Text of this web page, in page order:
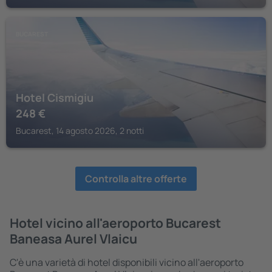
Hotel Cismigiu
248 €
Bucarest, 14 agosto 2026, 2 notti
Controlla altre offerte
Hotel vicino all'aeroporto Bucarest
Baneasa Aurel Vlaicu
C'è una varietà di hotel disponibili vicino all'aeroporto